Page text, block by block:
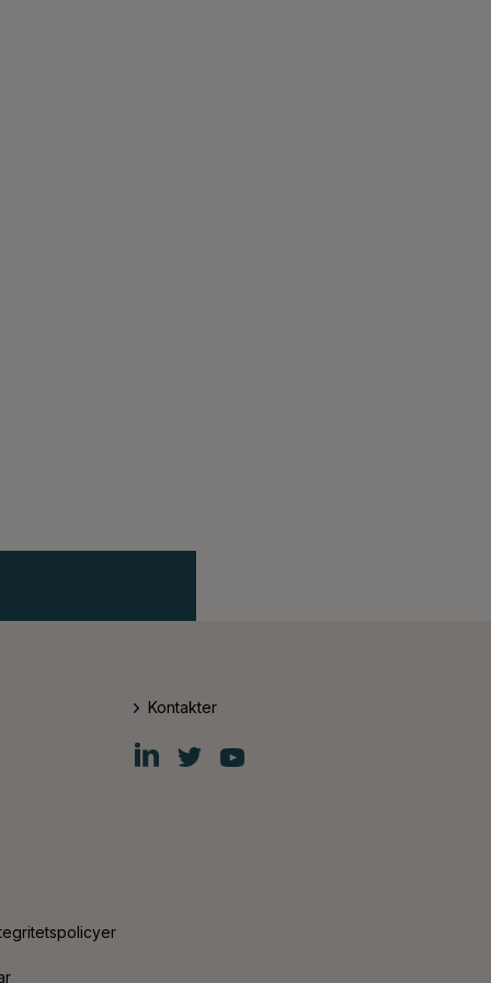
Kontakter
Fiskars
Group
Fiskars
Group
Fiskars
Group